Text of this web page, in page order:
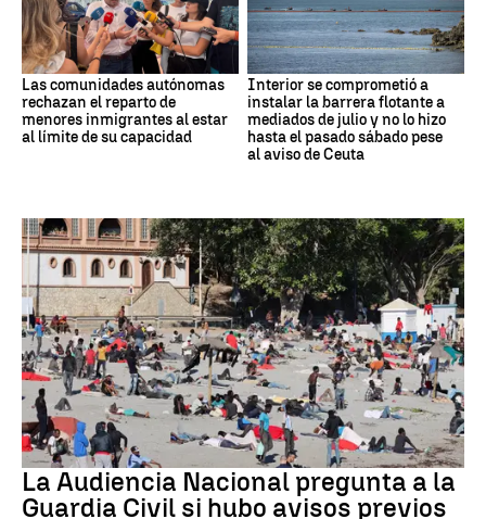
Las comunidades autónomas
rechazan el reparto de
menores inmigrantes al estar
al límite de su capacidad
Interior se comprometió a
instalar la barrera flotante a
mediados de julio y no lo hizo
hasta el pasado sábado pese
al aviso de Ceuta
Crisis migratoria
La Audiencia Nacional pregunta a la
Guardia Civil si hubo avisos previos